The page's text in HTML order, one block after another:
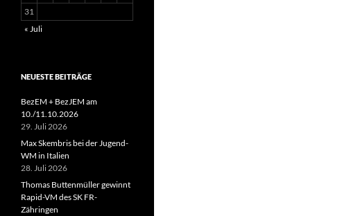
31
« Juli
NEUESTE BEITRÄGE
BezEM + BezJEM am
10./11.10.2026
29. Juli 2026
Max Skembris bei der Jugend-
WM in Italien
28. Juli 2026
Thomas Buttenmüller gewinnt
Rapid-VM des SK FR-
Zähringen